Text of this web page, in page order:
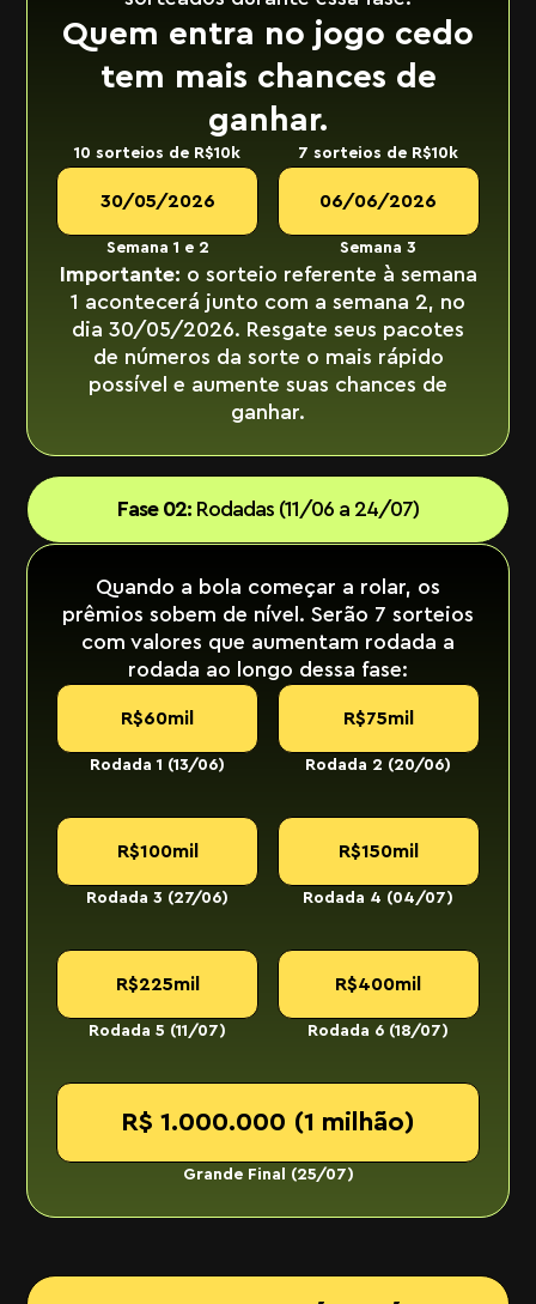
Quem entra no jogo cedo
tem mais chances de
ganhar.
10 sorteios de R$10k
30/05/2026
Semana 1 e 2
7 sorteios de R$10k
06/06/2026
Semana 3
Importante: o sorteio referente à semana
1 acontecerá junto com a semana 2, no
dia 30/05/2026. Resgate seus pacotes
de números da sorte o mais rápido
possível e aumente suas chances de
ganhar.
Fase 02: Rodadas (11/06 a 24/07)
Quando a bola começar a rolar, os
prêmios sobem de nível. Serão 7 sorteios
com valores que aumentam rodada a
rodada ao longo dessa fase:
R$60mil
Rodada 1 (13/06)
R$75mil
Rodada 2 (20/06)
R$100mil
Rodada 3 (27/06)
R$150mil
Rodada 4 (04/07)
R$225mil
Rodada 5 (11/07)
R$400mil
Rodada 6 (18/07)
R$ 1.000.000 (1 milhão)
Grande Final (25/07)